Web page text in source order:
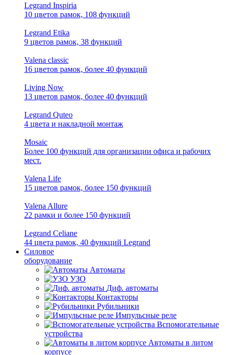
Legrand Inspiria
10 цветов рамок, 108 функций
Legrand Etika
9 цветов рамок, 38 функций
Valena classic
16 цветов рамок, более 40 функций
Living Now
13 цветов рамок, более 40 функций
Legrand Quteo
4 цвета и накладной монтаж
Mosaic
Более 100 функций для организации офиса и рабочих
мест.
Valena Life
15 цветов рамок, более 150 функций
Valena Allure
22 рамки и более 150 функций
Legrand Celiane
44 цвета рамок, 40 функций Legrand
Силовое
оборудование
Автоматы
УЗО
Диф. автоматы
Контакторы
Рубильники
Импульсные реле
Вспомогательные
устройства
Автоматы в литом
корпусе